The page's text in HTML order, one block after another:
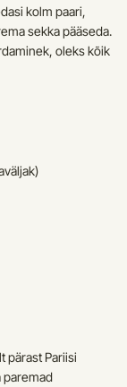
kolm paari,
sekka pääseda.
oleks kõik
pärast Pariisi
paremad